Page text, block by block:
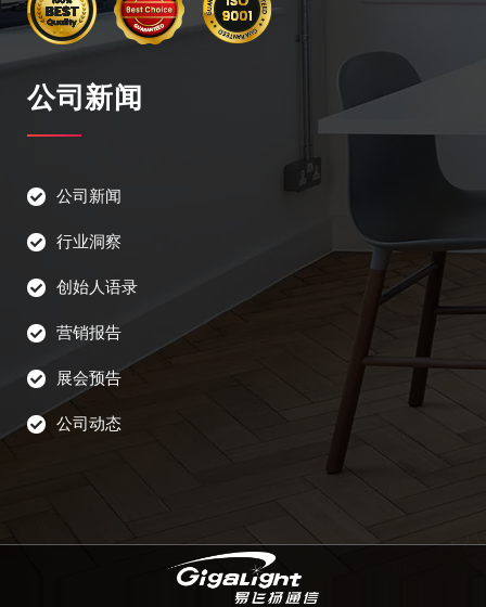
公司新闻
公司新闻
行业洞察
创始人语录
营销报告
展会预告
公司动态